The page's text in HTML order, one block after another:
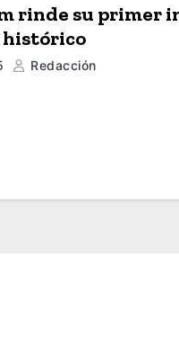
rinde su primer
histórico
Redacción